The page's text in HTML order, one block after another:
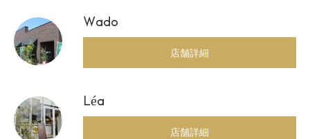
Wado
店舗詳細
Léa
店舗詳細